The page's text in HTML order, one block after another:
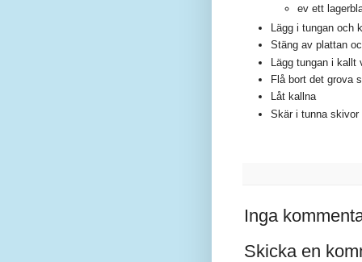
ev ett
Lägg i tungan och
Stäng av plattan
Lägg tungan i kallt
Flå bort det grova
Låt kallna
Skär i tunna skivor
Inga
Skicka en